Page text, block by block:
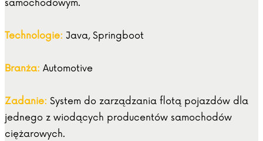
samochodowym.
Technologie: Java, Springboot
Branża: Automotive
Zadanie: System do zarządzania flotą pojazdów dla
jednego z wiodących producentów samochodów
ciężarowych.